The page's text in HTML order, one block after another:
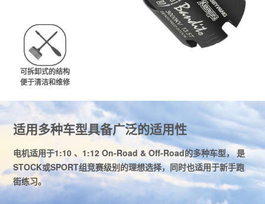
可拆卸式的结构
便于清洁和维修
适用多种车型具备广泛的适用性
电机适用于1:10 、1:12 On-Road & Off-Road的多种车型， 是
STOCK或SPORT组竞赛级别的理想选择，同时也适用于新手跑
街练习。